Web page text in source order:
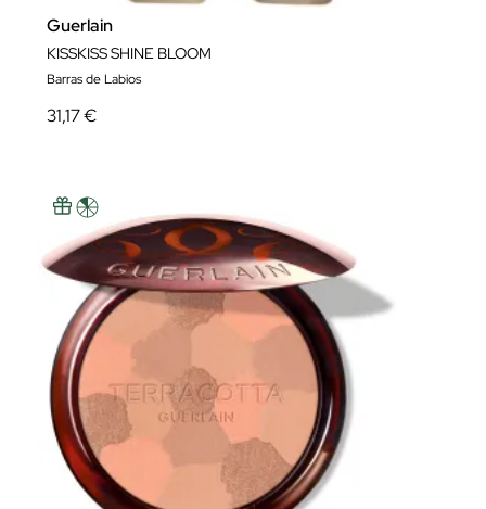
Guerlain
KISSKISS SHINE BLOOM
Barras de Labios
31,17 €